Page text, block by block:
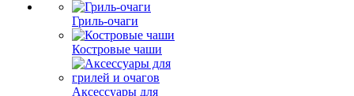
Гриль-очаги
Костровые чаши
Аксессуары для